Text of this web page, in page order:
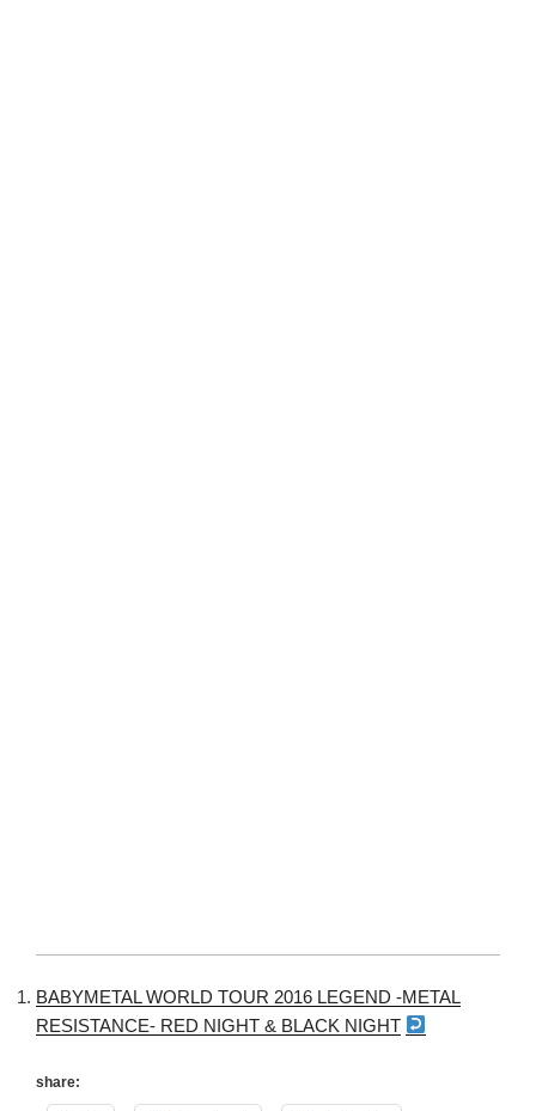
BABYMETAL WORLD TOUR 2016 LEGEND -METAL
RESISTANCE- RED NIGHT & BLACK NIGHT
share: